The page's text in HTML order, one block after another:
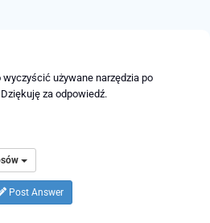
wyczyścić używane narzędzia po
za odpowiedź.
Post Answer